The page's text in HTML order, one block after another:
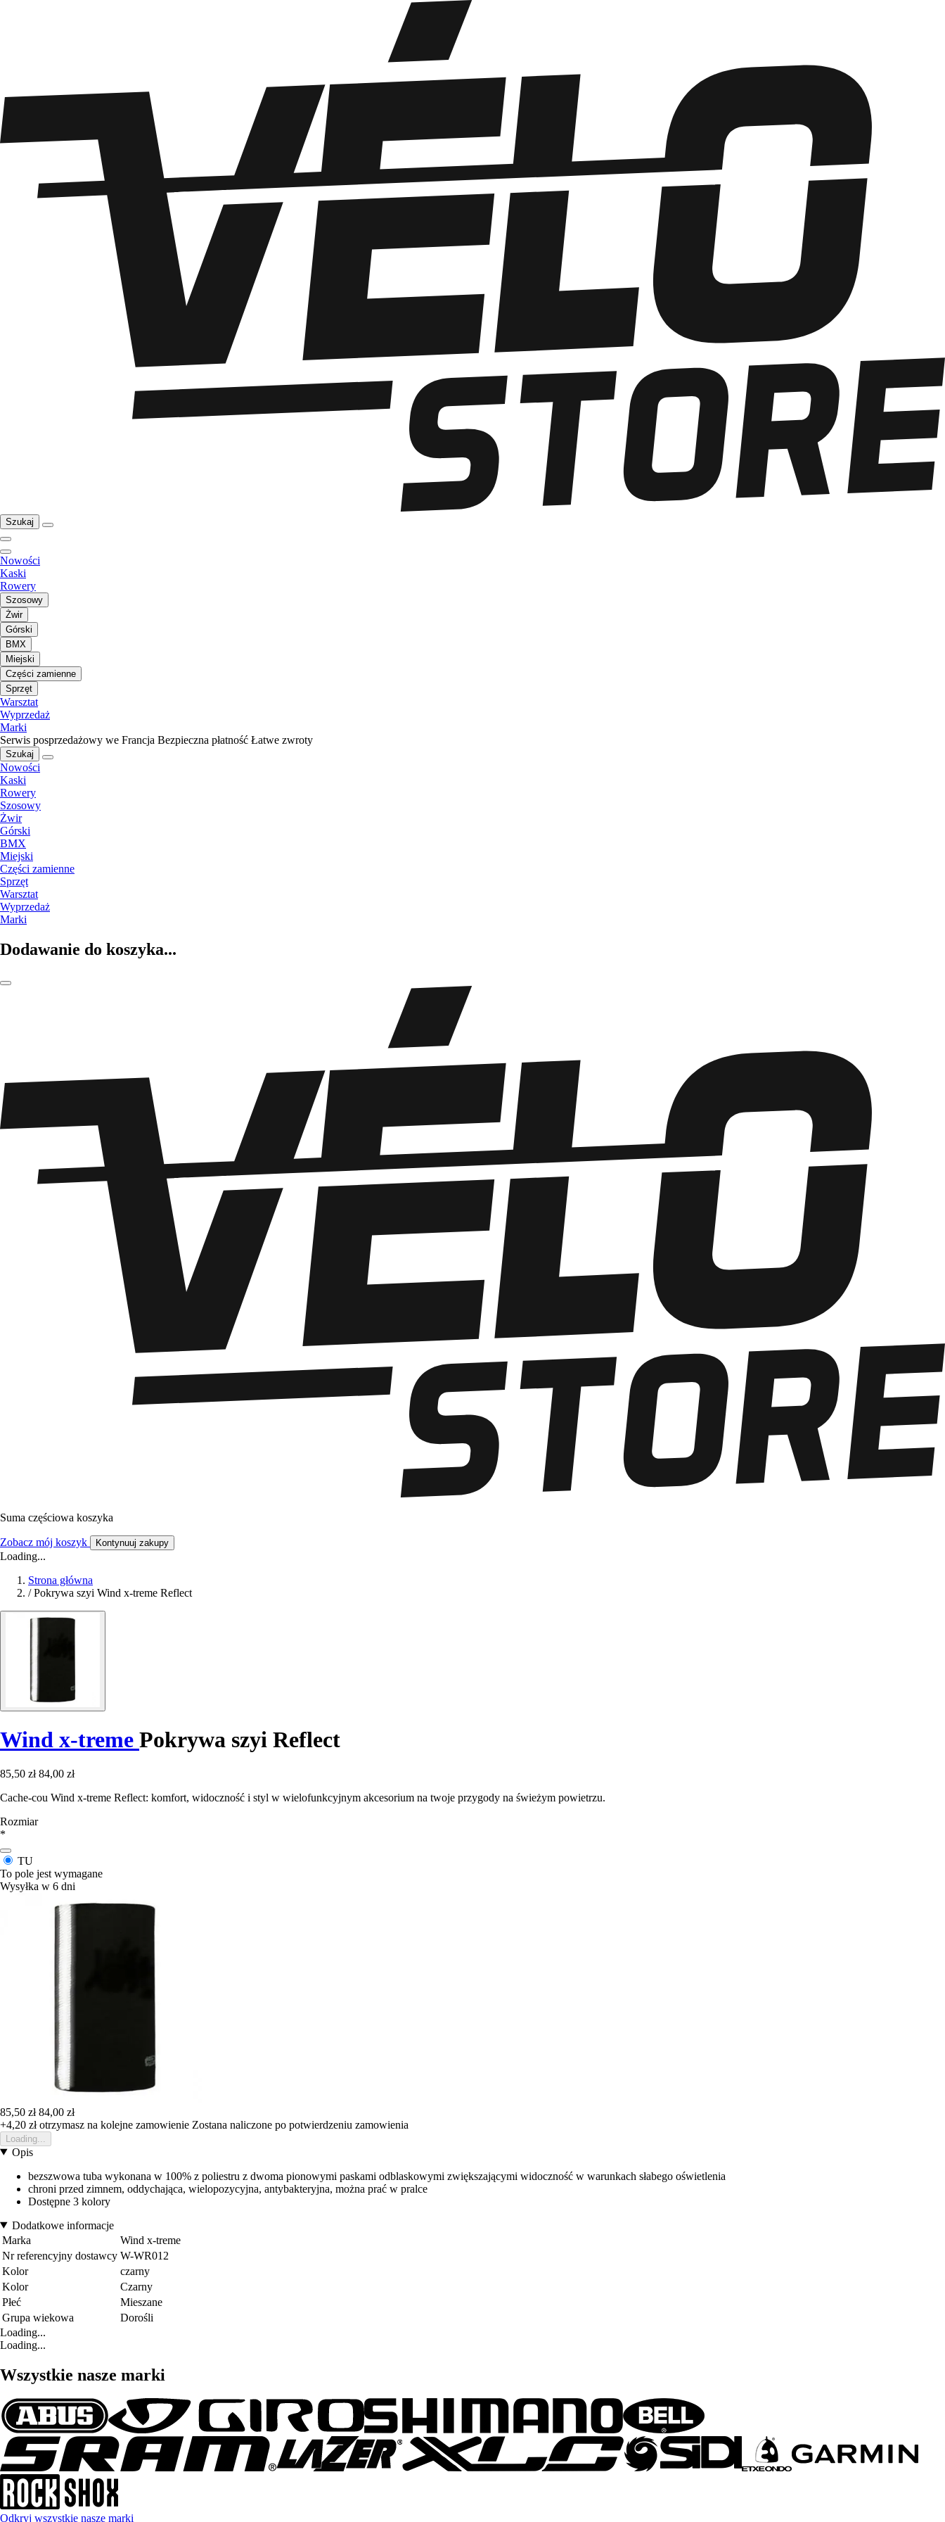
Szukaj
Nowości
Kaski
Rowery
Szosowy
Żwir
Górski
BMX
Miejski
Części zamienne
Sprzęt
Warsztat
Wyprzedaż
Marki
Serwis posprzedażowy we Francja Bezpieczna płatność Łatwe zwroty
Szukaj
Nowości
Kaski
Rowery
Szosowy
Żwir
Górski
BMX
Miejski
Części zamienne
Sprzęt
Warsztat
Wyprzedaż
Marki
Dodawanie do koszyka...
Suma częściowa koszyka
Zobacz mój koszyk Kontynuuj zakupy
Loading...
Strona główna
/ Pokrywa szyi Wind x-treme Reflect
Wind x-treme Pokrywa szyi Reflect
85,50 zł 84,00 zł
Cache-cou Wind x-treme Reflect: komfort, widoczność i styl w wielofunkcyjnym akcesorium na twoje przygody na świeżym powietrzu.
Rozmiar
*
TU
To pole jest wymagane
Wysyłka w 6 dni
85,50 zł 84,00 zł
+4,20 złotrzymasz na kolejne zamowienie Zostana naliczone po potwierdzeniu zamowienia
Loading...
Opis
bezszwowa tuba wykonana w 100% z poliestru z dwoma pionowymi paskami odblaskowymi zwiększającymi widoczność w warunkach słabego oświetlenia
chroni przed zimnem, oddychająca, wielopozycyjna, antybakteryjna, można prać w pralce
Dostępne 3 kolory
Dodatkowe informacje
Marka
Wind x-treme
Nr referencyjny dostawcy W-WR012
Kolor
czarny
Kolor
Czarny
Płeć
Mieszane
Grupa wiekowa
Dorośli
Loading...
Loading...
Wszystkie nasze marki
Odkryj wszystkie nasze marki